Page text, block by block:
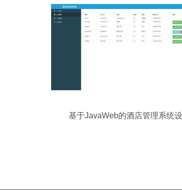
基于JavaWeb的酒店管理系统